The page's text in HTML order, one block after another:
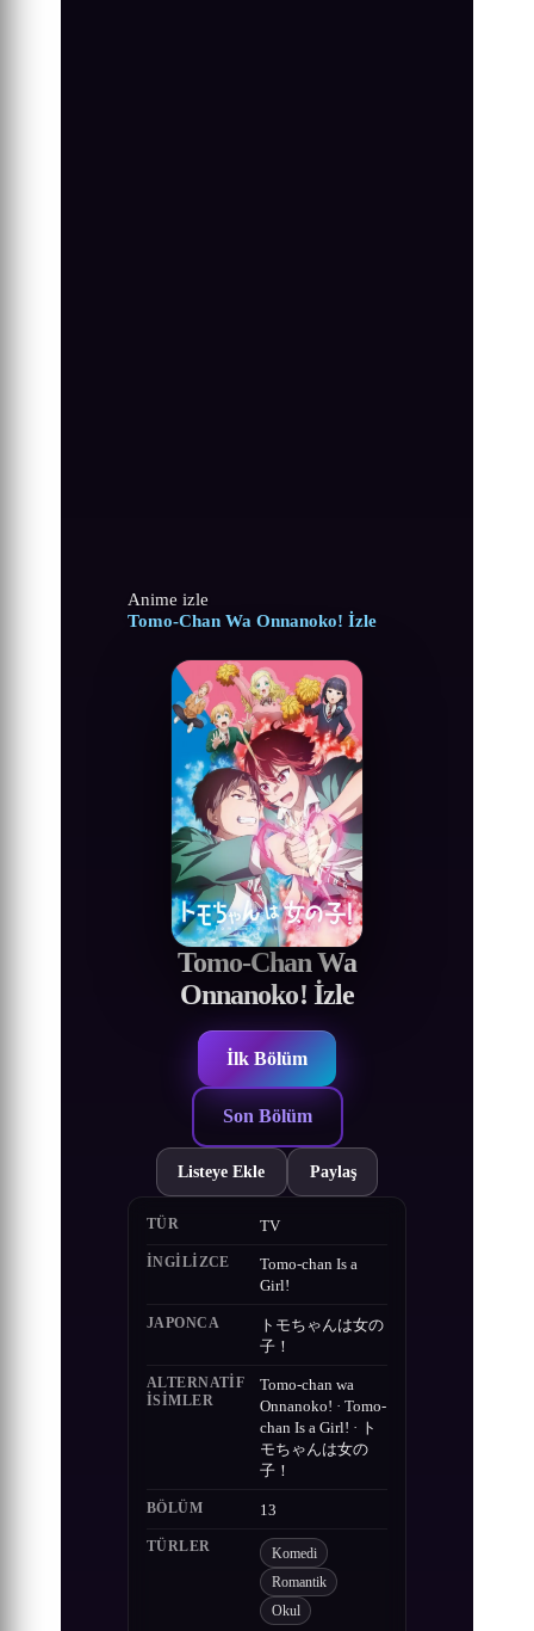
Anime izle
Tomo-Chan Wa Onnanoko! İzle
Tomo-Chan Wa
Onnanoko! İzle
İlk Bölüm
Son Bölüm
Listeye Ekle Paylaş
TÜR TV
İNGILIZCE
Tomo-chan Is a
Girl!
JAPONCA
トモちゃんは女の
子！
ALTERNATIF
ISIMLER
Tomo-chan wa
Onnanoko! · Tomo-
chan Is a Girl! · ト
モちゃんは女の
子！
BÖLÜM 13
TÜRLER Komedi
Romantik
Okul